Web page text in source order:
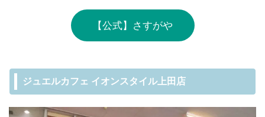
【公式】さすがや
ジュエルカフェ イオンスタイル上田店